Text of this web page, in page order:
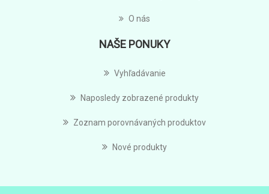
O nás
NAŠE PONUKY
Vyhľadávanie
Naposledy zobrazené produkty
Zoznam porovnávaných produktov
Nové produkty